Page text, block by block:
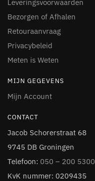
Leveringsvoorwaarden
Bezorgen of Afhalen
Retouraanvraag
Privacybeleid
Meten is Weten
MIJN GEGEVENS
Mijn Account
CONTACT
Jacob Schorerstraat 68
9745 DB Groningen
Telefoon: 050 – 200 5300
KvK nummer: 0209435